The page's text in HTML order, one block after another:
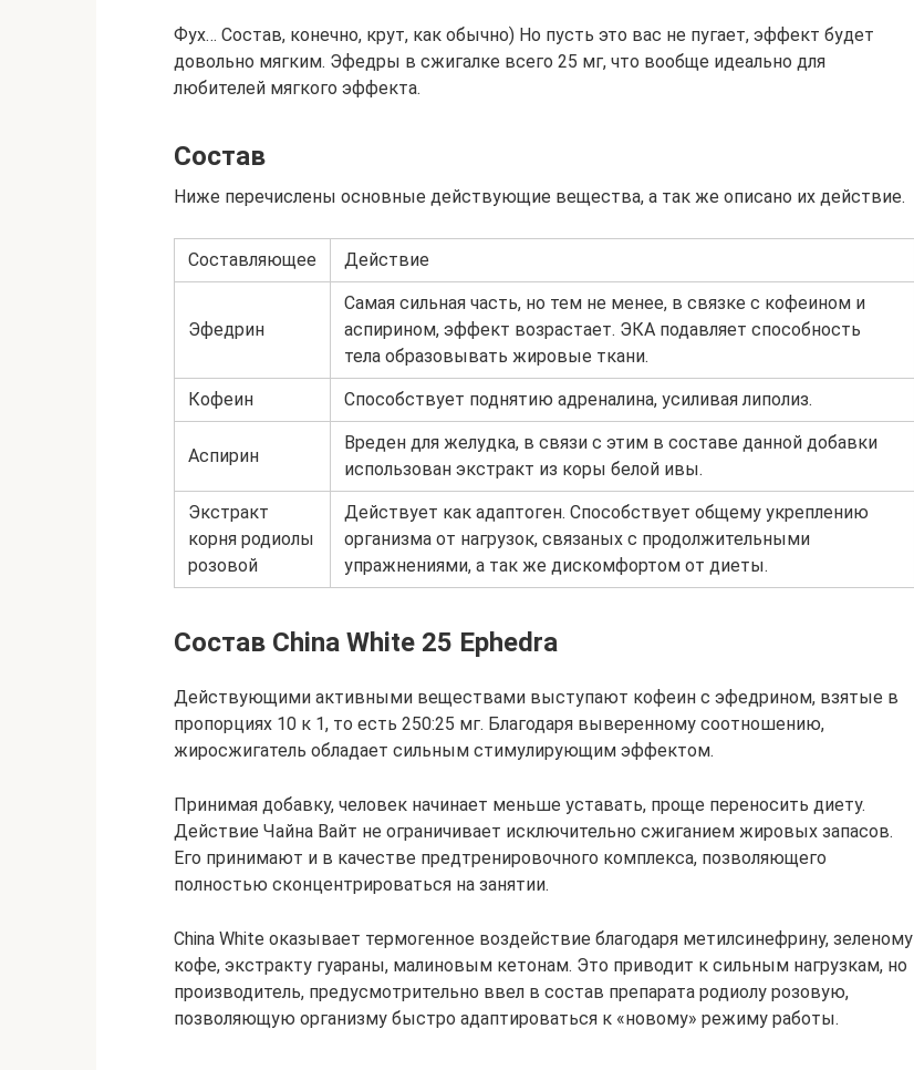
Фух… Состав, конечно, крут, как обычно) Но пусть это вас не пугает, эффект будет
довольно мягким. Эфедры в сжигалке всего 25 мг, что вообще идеально для
любителей мягкого эффекта.
Состав
Ниже перечислены основные действующие вещества, а так же описано их действие.
Составляющее Действие
Эфедрин
Самая сильная часть, но тем не менее, в связке с кофеином и
аспирином, эффект возрастает. ЭКА подавляет способность
тела образовывать жировые ткани.
Кофеин Способствует поднятию адреналина, усиливая липолиз.
Аспирин
Вреден для желудка, в связи с этим в составе данной добавки
использован экстракт из коры белой ивы.
Экстракт
корня родиолы
розовой
Действует как адаптоген. Способствует общему укреплению
организма от нагрузок, связаных с продолжительными
упражнениями, а так же дискомфортом от диеты.
Состав China White 25 Ephedra
Действующими активными веществами выступают кофеин с эфедрином, взятые в
пропорциях 10 к 1, то есть 250:25 мг. Благодаря выверенному соотношению,
жиросжигатель обладает сильным стимулирующим эффектом.
Принимая добавку, человек начинает меньше уставать, проще переносить диету.
Действие Чайна Вайт не ограничивает исключительно сжиганием жировых запасов.
Его принимают и в качестве предтренировочного комплекса, позволяющего
полностью сконцентрироваться на занятии.
China White оказывает термогенное воздействие благодаря метилсинефрину, зеленому
кофе, экстракту гуараны, малиновым кетонам. Это приводит к сильным нагрузкам, но
производитель, предусмотрительно ввел в состав препарата родиолу розовую,
позволяющую организму быстро адаптироваться к «новому» режиму работы.